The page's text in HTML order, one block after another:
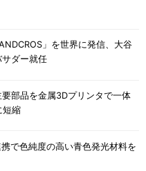
」を世界に発信、大谷
ダー就任
部品を金属3Dプリンタで一体
短縮
で色純度の高い青色発光材料を